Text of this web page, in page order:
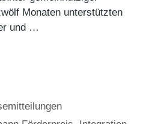
Monaten unterstützten
und …